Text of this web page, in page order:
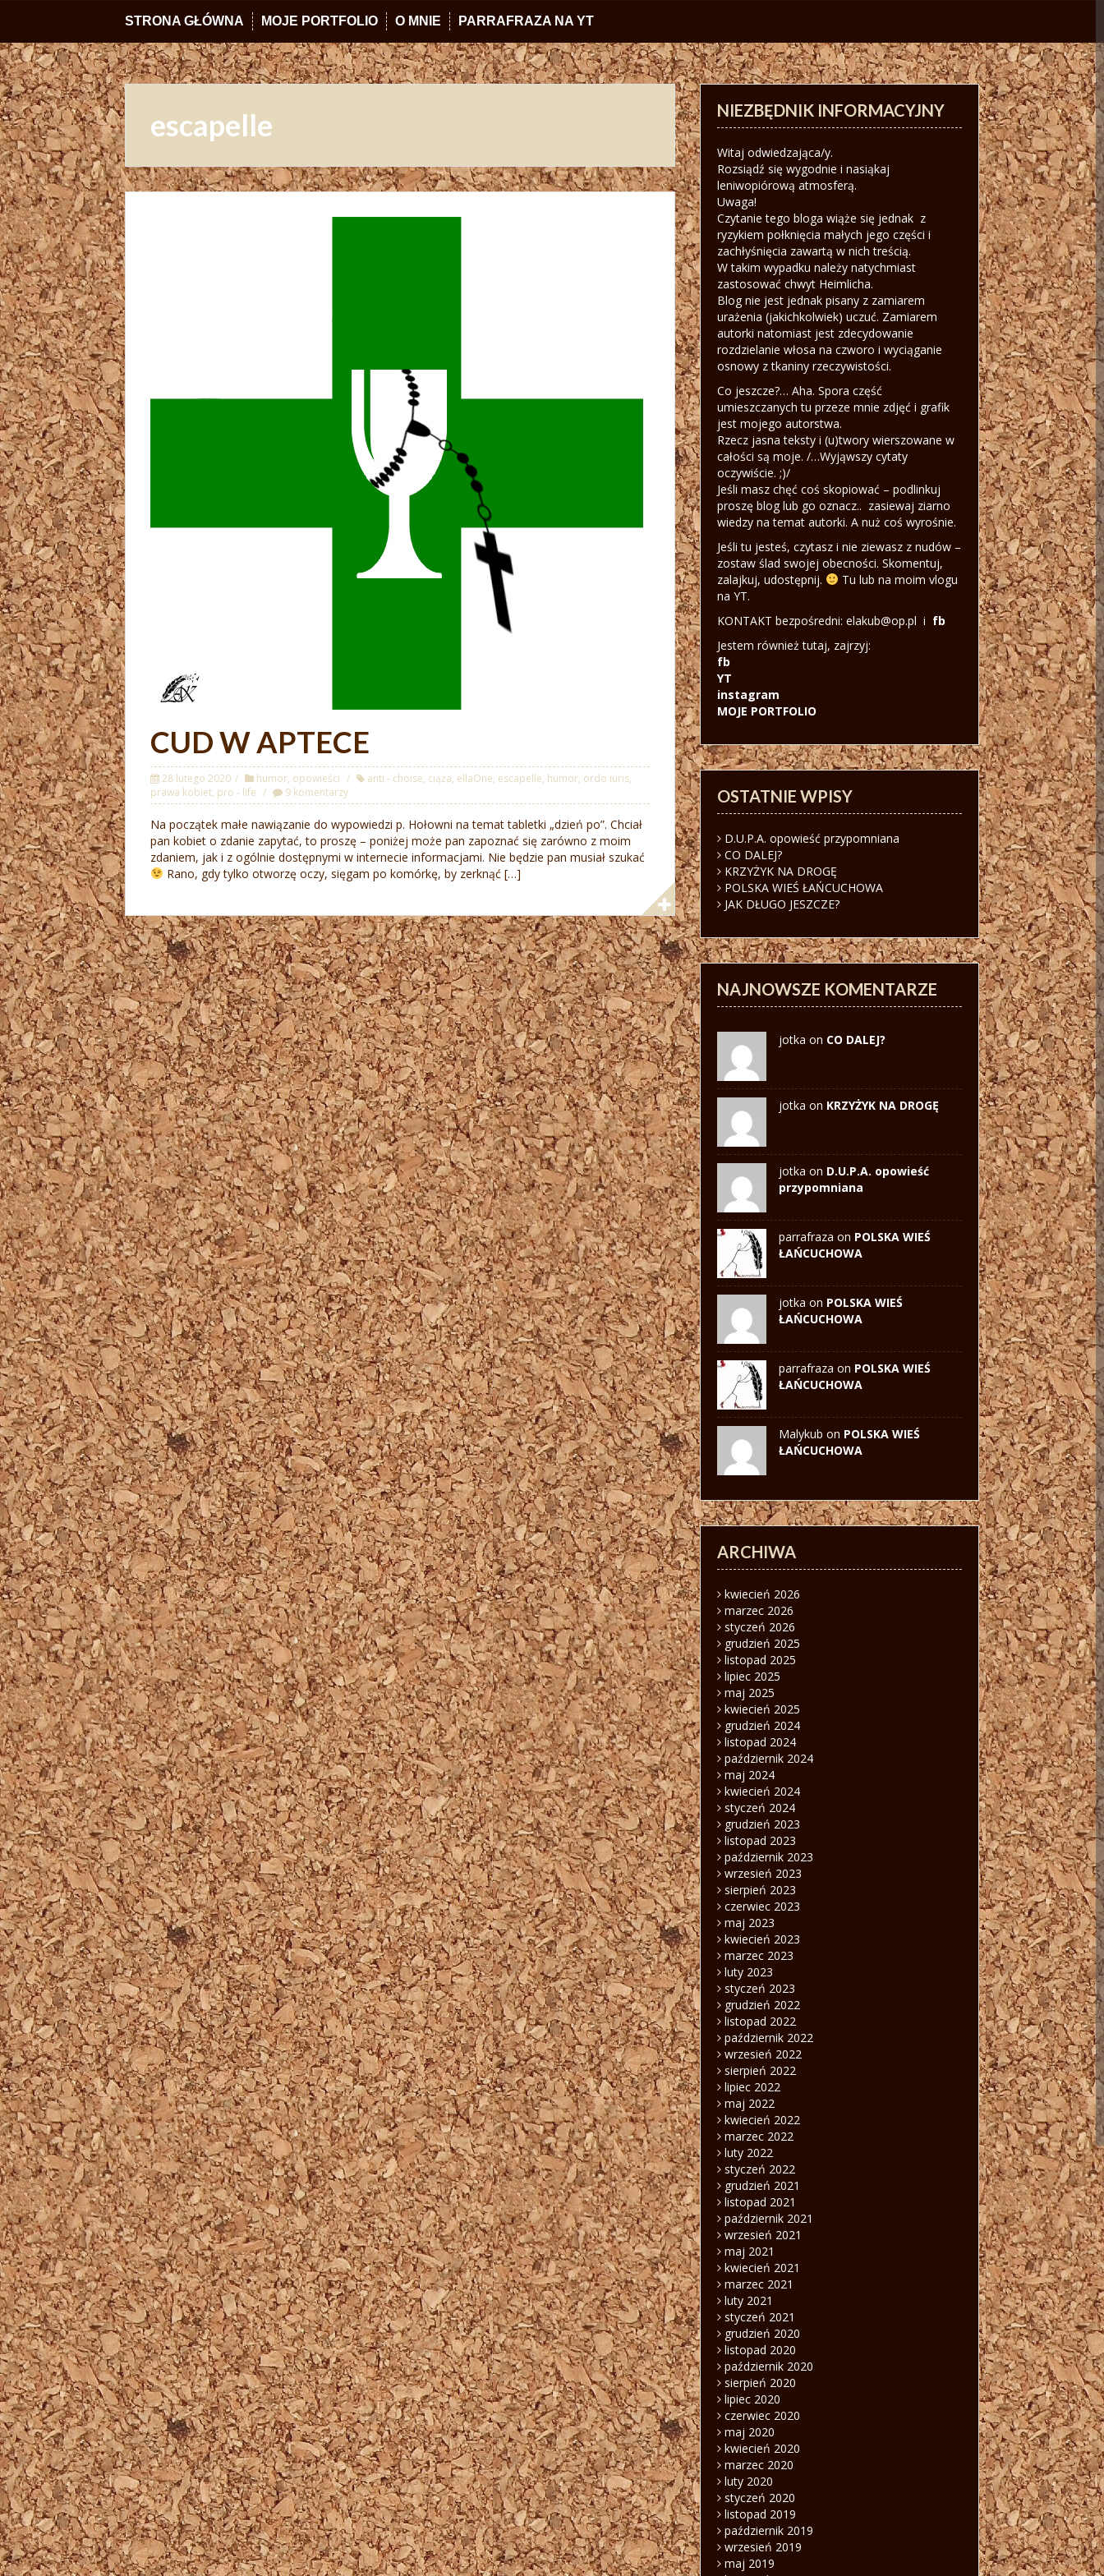
STRONA GŁÓWNA MOJE PORTFOLIO O MNIE PARRAFRAZA NA YT
escapelle
CUD W APTECE
28 lutego 2020 humor, opowieści anti - choise, ciąża, ellaOne, escapelle, humor, ordo iuris,
prawa kobiet, pro - life 9 komentarzy
Na początek małe nawiązanie do wypowiedzi p. Hołowni na temat tabletki „dzień po”. Chciał
pan kobiet o zdanie zapytać, to proszę – poniżej może pan zapoznać się zarówno z moim
zdaniem, jak i z ogólnie dostępnymi w internecie informacjami. Nie będzie pan musiał szukać
Rano, gdy tylko otworzę oczy, sięgam po komórkę, by zerknąć […]
NIEZBĘDNIK INFORMACYJNY
Witaj odwiedzająca/y.
Rozsiądź się wygodnie i nasiąkaj
leniwopiórową atmosferą.
Uwaga!
Czytanie tego bloga wiąże się jednak z
ryzykiem połknięcia małych jego części i
zachłyśnięcia zawartą w nich treścią.
W takim wypadku należy natychmiast
zastosować chwyt Heimlicha.
Blog nie jest jednak pisany z zamiarem
urażenia (jakichkolwiek) uczuć. Zamiarem
autorki natomiast jest zdecydowanie
rozdzielanie włosa na czworo i wyciąganie
osnowy z tkaniny rzeczywistości.
Co jeszcze?… Aha. Spora część
umieszczanych tu przeze mnie zdjęć i grafik
jest mojego autorstwa.
Rzecz jasna teksty i (u)twory wierszowane w
całości są moje. /…Wyjąwszy cytaty
oczywiście. ;)/
Jeśli masz chęć coś skopiować – podlinkuj
proszę blog lub go oznacz.. zasiewaj ziarno
wiedzy na temat autorki. A nuż coś wyrośnie.
Jeśli tu jesteś, czytasz i nie ziewasz z nudów –
zostaw ślad swojej obecności. Skomentuj,
zalajkuj, udostępnij.
Tu lub na moim vlogu
na YT.
KONTAKT bezpośredni: elakub@op.pl i fb
Jestem również tutaj, zajrzyj:
fb
YT
instagram
MOJE PORTFOLIO
OSTATNIE WPISY
D.U.P.A. opowieść przypomniana
CO DALEJ?
KRZYŻYK NA DROGĘ
POLSKA WIEŚ ŁAŃCUCHOWA
JAK DŁUGO JESZCZE?
NAJNOWSZE KOMENTARZE
jotka on CO DALEJ?
jotka on KRZYŻYK NA DROGĘ
jotka on D.U.P.A. opowieść
przypomniana
parrafraza on POLSKA WIEŚ
ŁAŃCUCHOWA
jotka on POLSKA WIEŚ
ŁAŃCUCHOWA
parrafraza on POLSKA WIEŚ
ŁAŃCUCHOWA
Malykub on POLSKA WIEŚ
ŁAŃCUCHOWA
ARCHIWA
kwiecień 2026
marzec 2026
styczeń 2026
grudzień 2025
listopad 2025
lipiec 2025
maj 2025
kwiecień 2025
grudzień 2024
listopad 2024
październik 2024
maj 2024
kwiecień 2024
styczeń 2024
grudzień 2023
listopad 2023
październik 2023
wrzesień 2023
sierpień 2023
czerwiec 2023
maj 2023
kwiecień 2023
marzec 2023
luty 2023
styczeń 2023
grudzień 2022
listopad 2022
październik 2022
wrzesień 2022
sierpień 2022
lipiec 2022
maj 2022
kwiecień 2022
marzec 2022
luty 2022
styczeń 2022
grudzień 2021
listopad 2021
październik 2021
wrzesień 2021
maj 2021
kwiecień 2021
marzec 2021
luty 2021
styczeń 2021
grudzień 2020
listopad 2020
październik 2020
sierpień 2020
lipiec 2020
czerwiec 2020
maj 2020
kwiecień 2020
marzec 2020
luty 2020
styczeń 2020
listopad 2019
październik 2019
wrzesień 2019
maj 2019